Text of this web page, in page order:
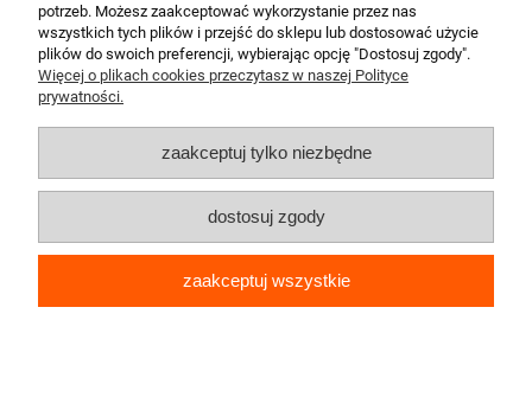
e-Konsultacja i e-Recepta na świerzb
Jestem zainteresowany »
potrzeb. Możesz zaakceptować wykorzystanie przez nas
wszystkich tych plików i przejść do sklepu lub dostosować użycie
plików do swoich preferencji, wybierając opcję "Dostosuj zgody".
Więcej o plikach cookies przeczytasz w naszej Polityce
prywatności.
zaakceptuj tylko niezbędne
dostosuj zgody
zaakceptuj wszystkie